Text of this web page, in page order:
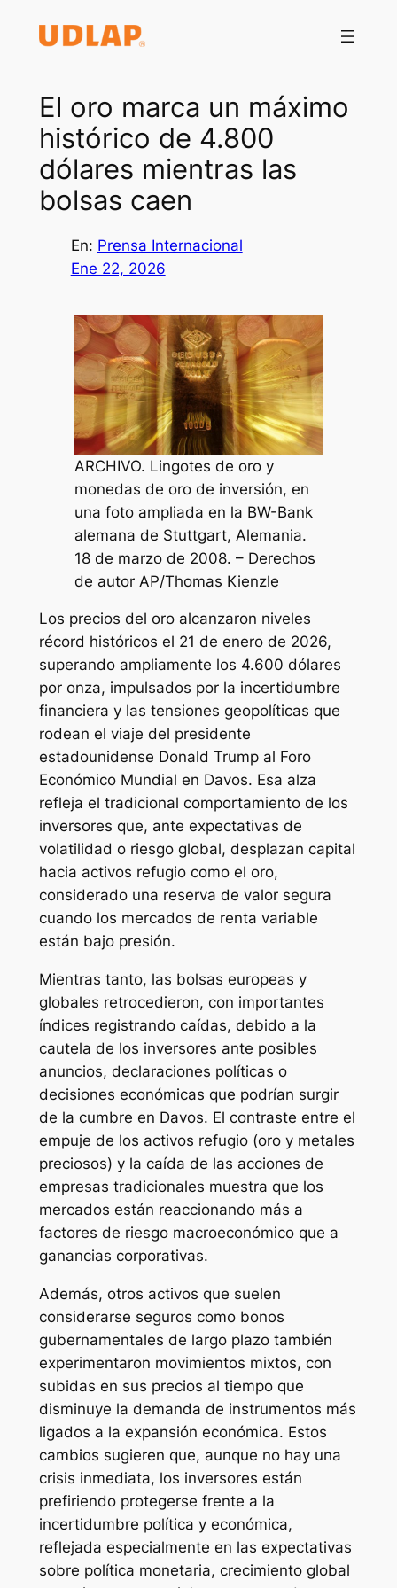
El oro marca un máximo
histórico de 4.800
dólares mientras las
bolsas caen
En: Prensa Internacional
Ene 22, 2026
ARCHIVO. Lingotes de oro y
monedas de oro de inversión, en
una foto ampliada en la BW-Bank
alemana de Stuttgart, Alemania.
18 de marzo de 2008. – Derechos
de autor AP/Thomas Kienzle
Los precios del oro alcanzaron niveles
récord históricos el 21 de enero de 2026,
superando ampliamente los 4.600 dólares
por onza, impulsados por la incertidumbre
financiera y las tensiones geopolíticas que
rodean el viaje del presidente
estadounidense Donald Trump al Foro
Económico Mundial en Davos. Esa alza
refleja el tradicional comportamiento de los
inversores que, ante expectativas de
volatilidad o riesgo global, desplazan capital
hacia activos refugio como el oro,
considerado una reserva de valor segura
cuando los mercados de renta variable
están bajo presión.
Mientras tanto, las bolsas europeas y
globales retrocedieron, con importantes
índices registrando caídas, debido a la
cautela de los inversores ante posibles
anuncios, declaraciones políticas o
decisiones económicas que podrían surgir
de la cumbre en Davos. El contraste entre el
empuje de los activos refugio (oro y metales
preciosos) y la caída de las acciones de
empresas tradicionales muestra que los
mercados están reaccionando más a
factores de riesgo macroeconómico que a
ganancias corporativas.
Además, otros activos que suelen
considerarse seguros como bonos
gubernamentales de largo plazo también
experimentaron movimientos mixtos, con
subidas en sus precios al tiempo que
disminuye la demanda de instrumentos más
ligados a la expansión económica. Estos
cambios sugieren que, aunque no hay una
crisis inmediata, los inversores están
prefiriendo protegerse frente a la
incertidumbre política y económica,
reflejada especialmente en las expectativas
sobre política monetaria, crecimiento global